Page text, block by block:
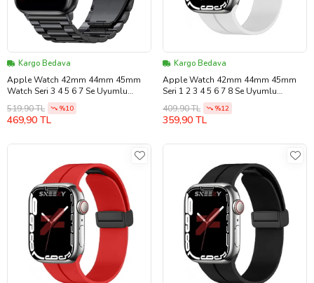
Kargo Bedava
Apple Watch 42mm 44mm 45mm
Watch Seri 3 4 5 6 7 Se Uyumlu
Ironweft Döküm Çelik Metal Kordon
(Siyah)
519,90 TL %10
469,90 TL
Kargo Bedava
Apple Watch 42mm 44mm 45mm
Seri 1 2 3 4 5 6 7 8 Se Uyumlu
Coastal Manyetik Tokalı Silikon
Kordon (Beyaz)
409,90 TL %12
359,90 TL